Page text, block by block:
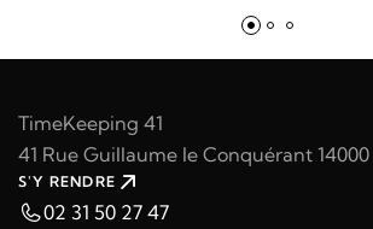
TimeKeeping 41
41 Rue Guillaume le Conquérant
S'Y RENDRE
02 31 50 27 47